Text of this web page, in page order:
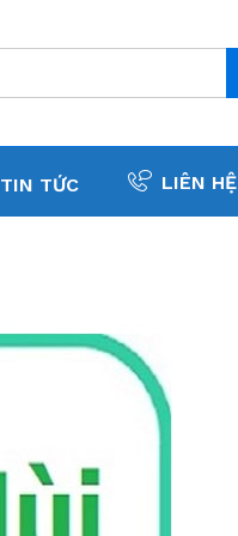
TIN TỨC LIÊN HỆ